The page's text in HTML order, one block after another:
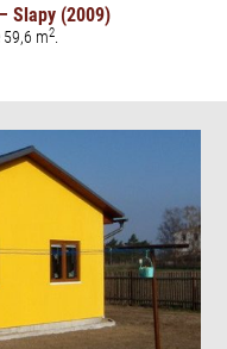
Slapy (2009)
59,6 m2